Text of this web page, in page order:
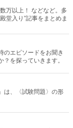
のエピソードをお聞き
？を探っていきます。
は、〈試験問題〉の形
きクリエイター達の姿
ます。